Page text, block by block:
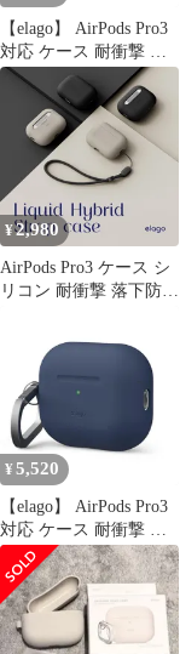
【elago】 AirPods Pro3
対応 ケース 耐衝撃 落
下防止 カラビナ 付 お
しゃれ シリコン カバー
ワイヤレス充電 対応 シ
ンプル シリコンケース
[ AirPods Pro 3 エアー
ポッズプロ3 エアポッ
ツプロ 第3世代 対応 ]
caJu
¥2,980
AirPods Pro3 ケース シ
リコン 耐衝撃 落下防止
AirPods Pro 3 エアポッ
ツプロ 第3世代 対応
elago LIQUID HYBRID
STRAP
¥ 5,520
【elago】 AirPods Pro3
対応 ケース 耐衝撃 落
下防止 カラビナ 付 お
しゃれ シリコン カバー
ワイヤレス充電 対応 シ
ンプル シリコンケース
[ AirPods Pro 3 エアー